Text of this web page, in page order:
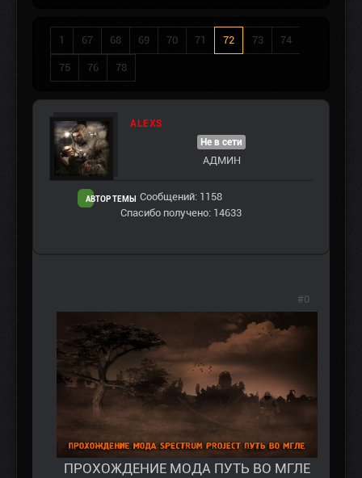
1 67 68 69 70 71 72 73 74
75 76 78
ALEXS
АВТОР ТЕМЫ
Не в сети
АДМИН
Сообщений: 1158
Спасибо получено: 14633
ПРОХОЖДЕНИЕ МОДА ПУТЬ ВО МГЛЕ
#0